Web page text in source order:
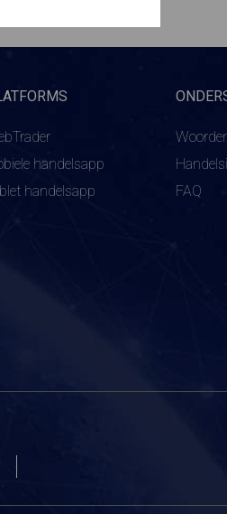
handelsapp
handelsapp
FAQ